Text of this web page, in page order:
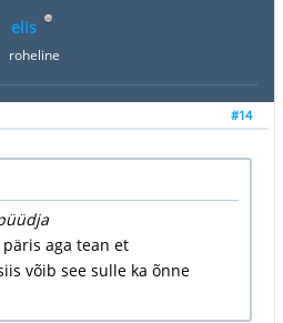
elis
roheline
#14
aga tean et
võib see sulle ka õnne